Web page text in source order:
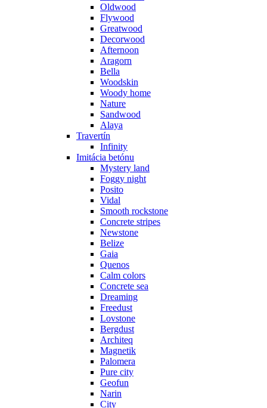
Oldwood
Flywood
Greatwood
Decorwood
Afternoon
Aragorn
Bella
Woodskin
Woody home
Nature
Sandwood
Alaya
Travertín
Infinity
Imitácia betónu
Mystery land
Foggy night
Posito
Vidal
Smooth rockstone
Concrete stripes
Newstone
Belize
Gaia
Quenos
Calm colors
Concrete sea
Dreaming
Freedust
Lovstone
Bergdust
Architeq
Magnetik
Palomera
Pure city
Geofun
Narin
City